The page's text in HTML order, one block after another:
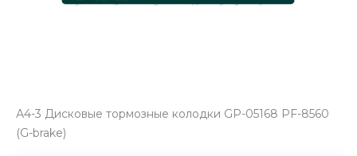
А4-3 Дисковые тормозные колодки GP-05168 PF-8560
(G-brake)